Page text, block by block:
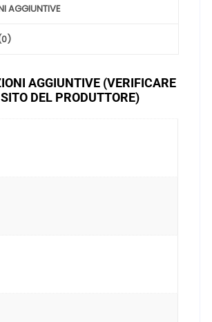
AGGIUNTIVE
AGGIUNTIVE (VERIFICARE
DEL PRODUTTORE)